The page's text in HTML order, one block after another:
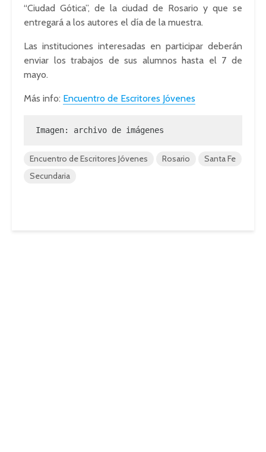
“Ciudad Gótica”, de la ciudad de Rosario y que se
entregará a los autores el día de la muestra.
Las instituciones interesadas en participar deberán
enviar los trabajos de sus alumnos hasta el 7 de
mayo.
Más info: Encuentro de Escritores Jóvenes
Imagen: archivo de imágenes
Encuentro de Escritores Jóvenes Rosario
Santa Fe
Secundaria